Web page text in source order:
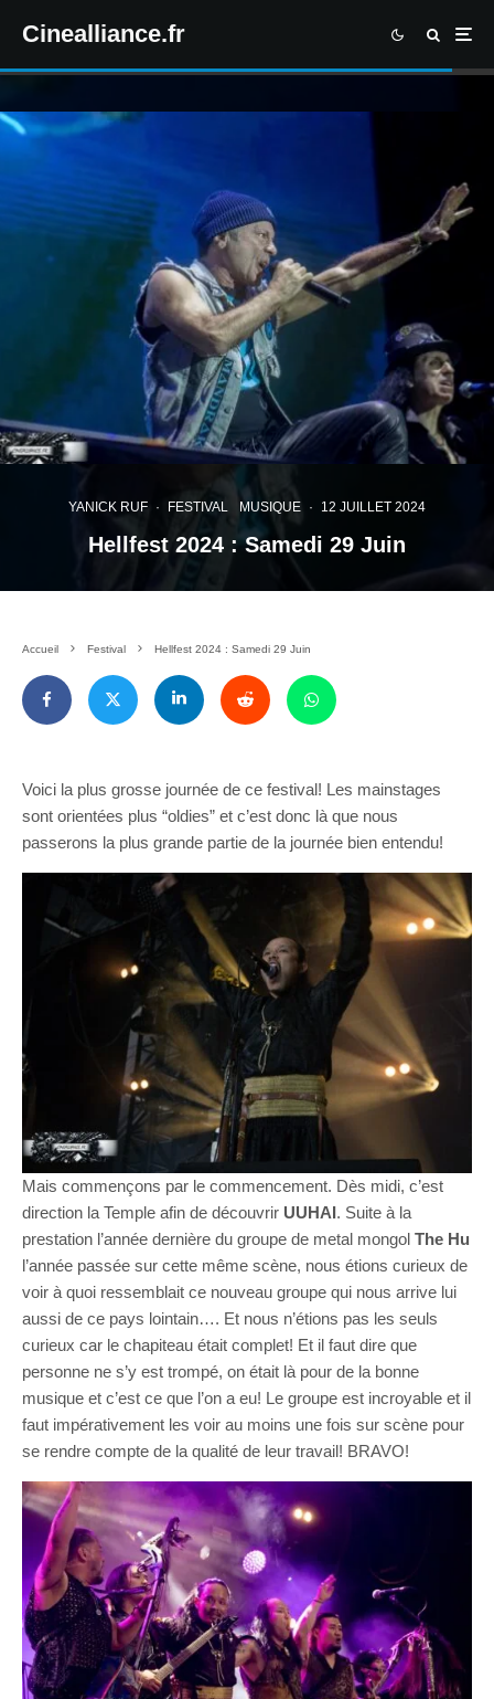
Cinealliance.fr
YANICK RUF · FESTIVAL MUSIQUE · 12 JUILLET 2024
Hellfest 2024 : Samedi 29 Juin
Accueil Festival Hellfest 2024 : Samedi 29 Juin
Voici la plus grosse journée de ce festival! Les mainstages
sont orientées plus “oldies” et c’est donc là que nous
passerons la plus grande partie de la journée bien entendu!
Mais commençons par le commencement. Dès midi, c’est
direction la Temple afin de découvrir UUHAI. Suite à la
prestation l’année dernière du groupe de metal mongol The Hu
l’année passée sur cette même scène, nous étions curieux de
voir à quoi ressemblait ce nouveau groupe qui nous arrive lui
aussi de ce pays lointain…. Et nous n’étions pas les seuls
curieux car le chapiteau était complet! Et il faut dire que
personne ne s’y est trompé, on était là pour de la bonne
musique et c’est ce que l’on a eu! Le groupe est incroyable et il
faut impérativement les voir au moins une fois sur scène pour
se rendre compte de la qualité de leur travail! BRAVO!